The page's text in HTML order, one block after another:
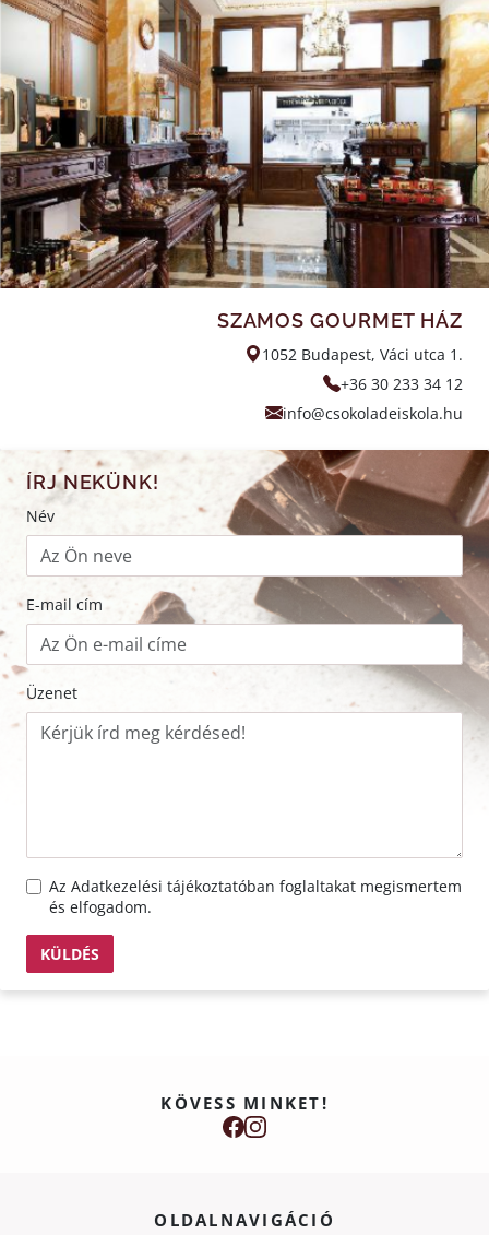
SZAMOS GOURMET HÁZ
1052 Budapest, Váci utca 1.
+36 30 233 34 12
info@csokoladeiskola.hu
ÍRJ NEKÜNK!
Név
E-mail cím
Üzenet
Az Adatkezelési tájékoztatóban foglaltakat megismertem
és elfogadom.
KÜLDÉS
KÖVESS MINKET!
OLDALNAVIGÁCIÓ